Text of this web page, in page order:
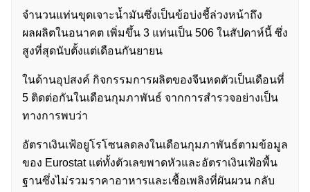
จำนวนแท่นขุดเจาะน้ำมันซึ่งเป็นข้อบ่งชี้ล่วงหน้าถึง
ผลผลิตในอนาคต เพิ่มขึ้น 3 แท่นเป็น 506 ในสัปดาห์นี้ ซึ่ง
สูงที่สุดนับตั้งแต่เดือนกันยายน
ในด้านอุปสงค์ กิจกรรมการผลิตของจีนหดตัวเป็นเดือนที่
5 ติดต่อกันในเดือนกุมภาพันธ์ จากการสำรวจอย่างเป็น
ทางการพบว่า
อัตราเงินเฟ้อยูโรโซนลดลงในเดือนกุมภาพันธ์ตามข้อมูล
ของ Eurostat แต่ทั้งตัวเลขพาดหัวและอัตราเงินเฟ้อพื้น
ฐานซึ่งไม่รวมราคาอาหารและเชื้อเพลิงที่ผันผวน กลับ